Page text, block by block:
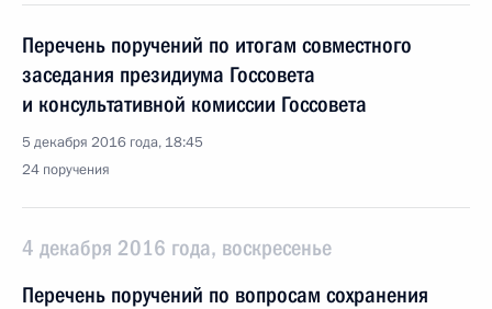
Перечень поручений по итогам совместного
заседания президиума Госсовета
и консультативной комиссии Госсовета
5 декабря 2016 года, 18:45
24 поручения
4 декабря 2016 года, воскресенье
Перечень поручений по вопросам сохранения